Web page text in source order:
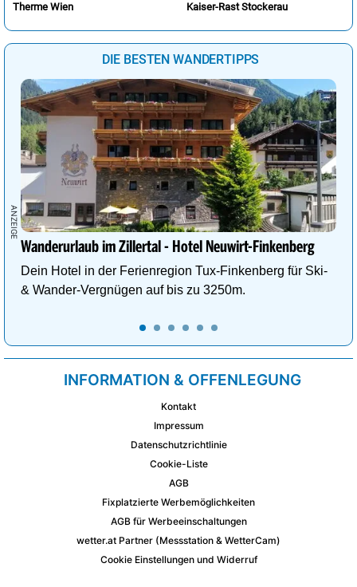
Therme Wien Kaiser-Rast Stockerau
DIE BESTEN WANDERTIPPS
Wanderurlaub im Zillertal - Hotel Neuwirt-Finkenberg
Dein Hotel in der Ferienregion Tux-Finkenberg für Ski-
& Wander-Vergnügen auf bis zu 3250m.
INFORMATION & OFFENLEGUNG
Kontakt
Impressum
Datenschutzrichtlinie
Cookie-Liste
AGB
Fixplatzierte Werbemöglichkeiten
AGB für Werbeeinschaltungen
wetter.at Partner (Messstation & WetterCam)
Cookie Einstellungen und Widerruf